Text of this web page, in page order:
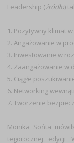
Leadership (źródło)
1. Pozytywny klimat
2. Angażowanie w
3. Inwestowanie w
4. Zaangażowanie w
5. Ciągłe
6. Networking
7. Tworzenie
Monika Sońta
tegorocznej edycji